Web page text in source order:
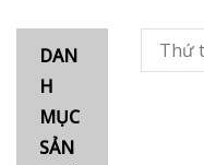
DAN
H
MỤC
SẢN
Thứ